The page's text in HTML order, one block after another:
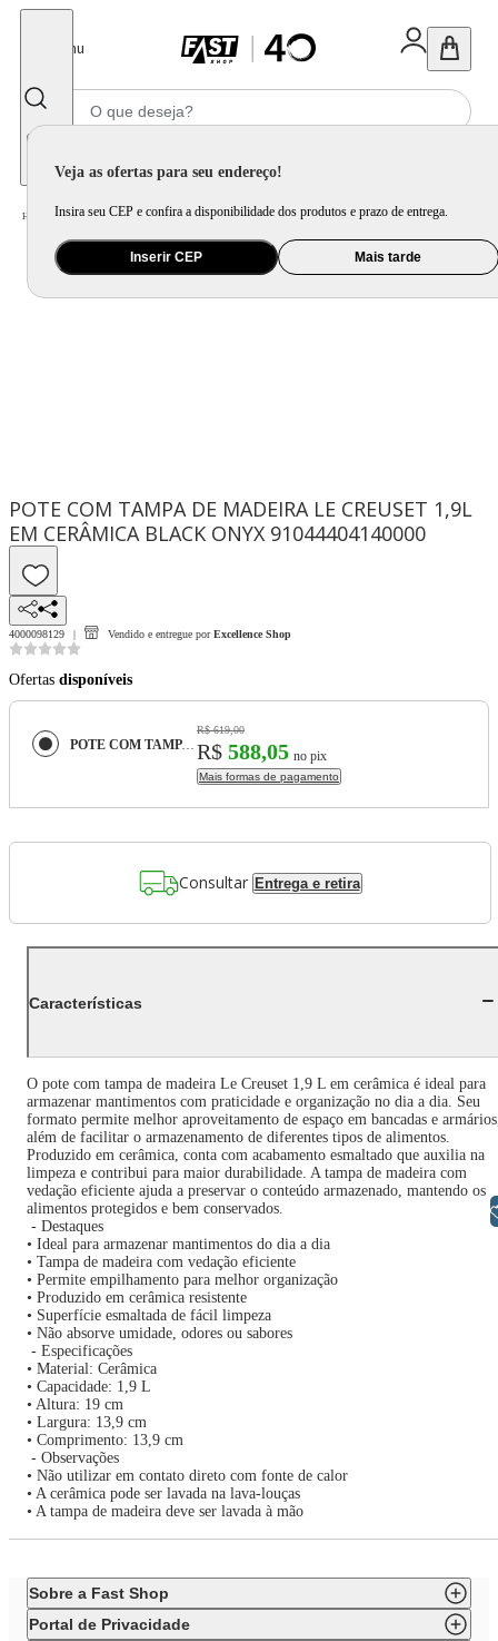
Menu
Veja as ofertas para seu endereço!
Insira seu CEP e confira a disponibilidade dos produtos e prazo de entrega.
Inserir CEP Mais tarde
Home Utilidade Doméstica Organização e Armazenamento / Porta Mantimento e Pote
POTE COM TAMPA DE MADEIRA LE CREUSET 1,9L
EM CERÂMICA BLACK ONYX 91044404140000
4000098129 Vendido e entregue por Excellence Shop
Ofertas disponíveis
POTE COM TAMPA DE MADEIRA LE CREUSET 1,9L EM CERÂMICA BLACK ONYX 91044404140000
R$ 619,00
R$ 588,05 no pix
Mais formas de pagamento
Consultar Entrega e retira
Características
O pote com tampa de madeira Le Creuset 1,9 L em cerâmica é ideal para
armazenar mantimentos com praticidade e organização no dia a dia. Seu
formato permite melhor aproveitamento de espaço em bancadas e
além de facilitar o armazenamento de diferentes tipos de alimentos.
Produzido em cerâmica, conta com acabamento esmaltado que auxilia na
limpeza e contribui para maior durabilidade. A tampa de madeira com
vedação eficiente ajuda a preservar o conteúdo armazenado, mantendo os
alimentos protegidos e bem conservados.
- Destaques
• Ideal para armazenar mantimentos do dia a dia
• Tampa de madeira com vedação eficiente
• Permite empilhamento para melhor organização
• Produzido em cerâmica resistente
• Superfície esmaltada de fácil limpeza
• Não absorve umidade, odores ou sabores
- Especificações
• Material: Cerâmica
• Capacidade: 1,9 L
• Altura: 19 cm
• Largura: 13,9 cm
• Comprimento: 13,9 cm
- Observações
• Não utilizar em contato direto com fonte de calor
• A cerâmica pode ser lavada na lava-louças
• A tampa de madeira deve ser lavada à mão
Sobre a Fast Shop
Portal de Privacidade